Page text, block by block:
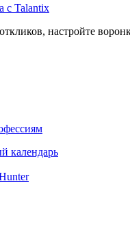
с Talantix
настройте
календарь